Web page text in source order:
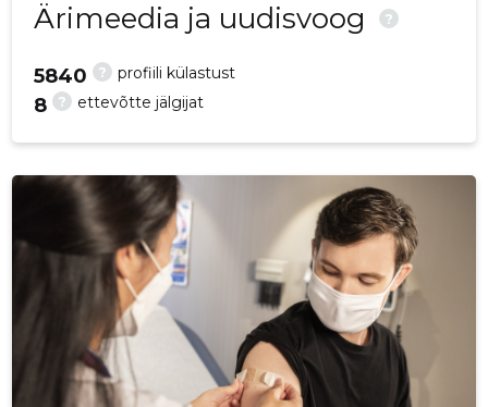
Ärimeedia ja uudisvoog ?
? profiili külastust
5840
? ettevõtte jälgijat
8